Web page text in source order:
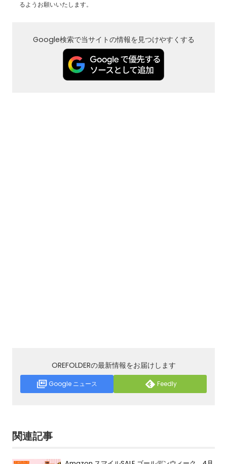
るようお願いいたします。
Google検索で当サイトの情報を見つけやすくする
OREFOLDERの最新情報をお届けします
Google ニュース Feedly
関連記事